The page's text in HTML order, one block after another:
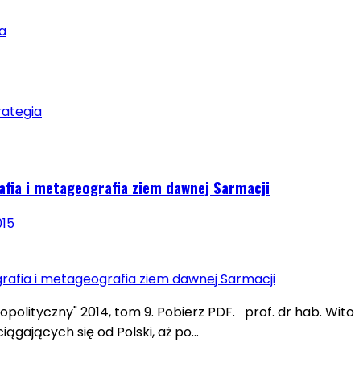
i metageografia ziem dawnej Sarmacji
2014, tom 9. Pobierz PDF. prof. dr hab.
się od Polski, aż po…